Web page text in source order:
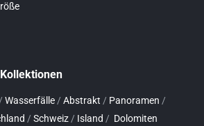
/ Wasserfälle / Abstrakt / Panoramen /
/ Schweiz / Island / Dolomiten